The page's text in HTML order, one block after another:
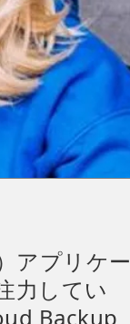
アプリケー
力してい
Backup、